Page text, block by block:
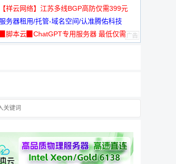
用★
【祥云网络】江苏多线BGP高防仅需399元
服务器租用/托管-域名空间/认准腾佑科技
▉脚本云▉ChatGPT专用服务器 最低仅需